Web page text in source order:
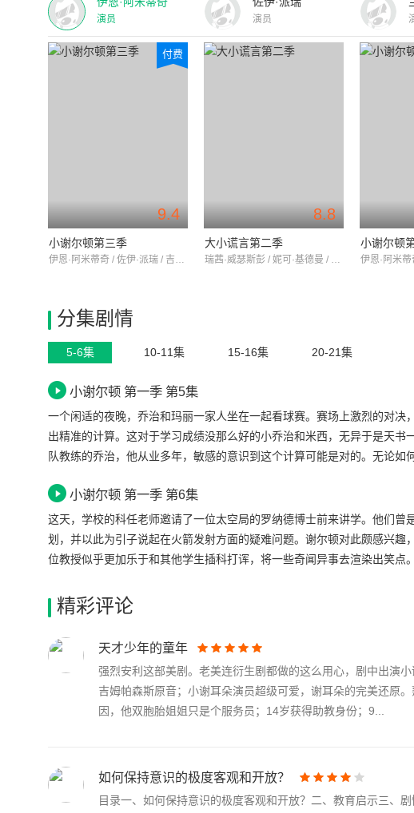
演员 演员
9.4
付费
小谢尔顿第三季
伊恩·阿米蒂奇 / 佐伊·派瑞 / 吉姆·帕森斯
8.8
大小谎言第二季
瑞茜·威瑟斯彭 / 妮可·基德曼 / 梅丽尔·斯特里普
小谢尔顿
分集剧情
5-6集 10-11集 15-16集 20-21集
小谢尔顿 第一季 第5集
一个闲适的夜晚，乔治和玛丽一家人坐在一起看球赛。赛场上激烈的对
出精准的计算。这对于学习成绩没那么好的小乔治和米西，无异于是天
队教练的乔治，他从业多年，敏感的意识到这个计算可能是对的。无论
二天的上学路上，乔治和谢尔顿商量，统计学知识是不是也能应用到橄榄
虚。而乔治得到肯定的答案之后，就大胆地在球场上运用起来。而后，
泼，很是不羁，喜欢这种消遣。谢尔顿没有多说，只是要求更多的数据来
小谢尔顿 第一季 第6集
这天，学校的科任老师邀请了一位太空局的罗纳德博士前来讲学。他们
划，并以此为引子说起在火箭发射方面的疑难问题。谢尔顿对此颇感兴
位教授似乎更加乐于和其他学生插科打诨，将一些奇闻异事去渲染出笑点
简单的运算。但是更高级的数字比如推重比，依然需要去电器商店找器材
事情。甚至因为小儿子的不断央求，玛丽还禁足了他一周。在这漫长的一
院后，谢尔顿意外的发现了这里居然有自己想要的大型计算机。他机敏的
精彩评论
天才少年的童年
强烈安利这部美剧。老美连衍生剧都做的这么用心，剧中出演
吉姆帕森斯原音；小谢耳朵演员超级可爱，谢耳朵的完美还原
因，他双胞胎姐姐只是个服务员；14岁获得助教身份；9...
如何保持意识的极度客观和开放？
目录一、如何保持意识的极度客观和开放？二、教育启示三、